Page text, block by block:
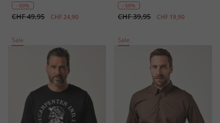
Vintage Look, bis 8 XL
- 50%
CHF 49,95 CHF 24,90
- 50%
CHF 39,95 CHF 19,90
Sale Sale